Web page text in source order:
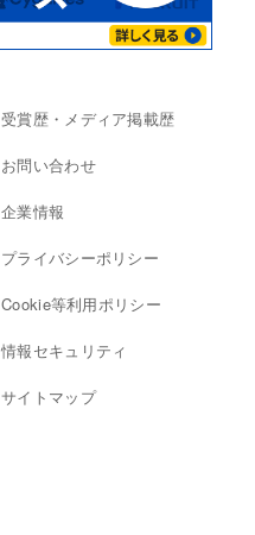
受賞歴・メディア掲載歴
お問い合わせ
企業情報
プライバシーポリシー
Cookie等利用ポリシー
情報セキュリティ
サイトマップ